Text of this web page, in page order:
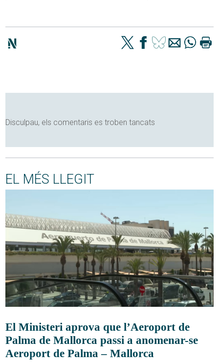
Disculpau, els comentaris es troben tancats
EL MÉS LLEGIT
El Ministeri aprova que l’Aeroport de
Palma de Mallorca passi a anomenar-se
Aeroport de Palma – Mallorca